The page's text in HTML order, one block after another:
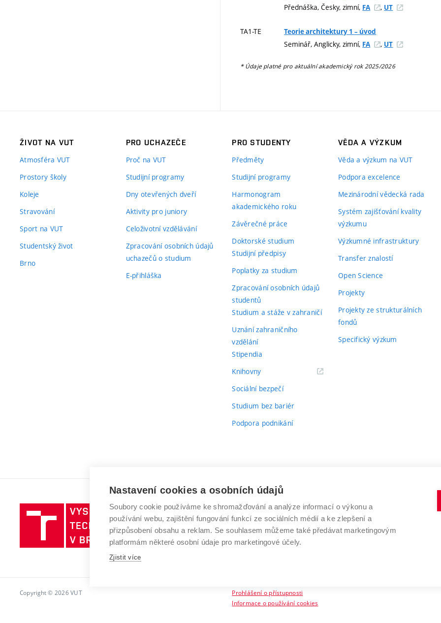
Přednáška, Česky, zimní, FA , UT
TA1-TE Teorie architektury 1 – úvod
Seminář, Anglicky, zimní, FA , UT
* Údaje platné pro aktuální akademický rok 2025/2026
ŽIVOT NA VUT
Atmosféra VUT
Prostory školy
Koleje
Stravování
Sport na VUT
Studentský život
Brno
PRO UCHAZEČE
Proč na VUT
Studijní programy
Dny otevřených dveří
Aktivity pro juniory
Celoživotní vzdělávání
Zpracování osobních údajů
uchazečů o studium
E-přihláška
PRO STUDENTY
Předměty
Studijní programy
Harmonogram
akademického roku
Závěrečné práce
Doktorské studium
Studijní předpisy
Poplatky za studium
Zpracování osobních údajů
studentů
Studium a stáže v zahraničí
Uznání zahraničního
vzdělání
Stipendia
Knihovny(externí
Sociální bezpečí
Studium bez bariér
Podpora podnikání
VĚDA A VÝZKUM
Věda a výzkum na VUT
Podpora excelence
Mezinárodní vědecká rada
Systém zajišťování kvality
výzkumu
Výzkumné infrastruktury
Transfer znalostí
Open Science
Projekty
Projekty ze strukturálních
fondů
Specifický výzkum
Vysoké
učení
technické
v
VYSOKÉ UČENÍ TECHNICKÉ V BRNĚ
Antonínská 548/1
602 00 Brno
www.vut.cz
Copyright © 2026 VUT
Prohlášení o přístupnosti
Informace o používání cookies
Nastavení cookies a osobních údajů
Soubory cookie používáme ke shromažďování a analýze informací o výkonu a
používání webu, zajištění fungování funkcí ze sociálních médií a ke zlepšení a
přizpůsobení obsahu a reklam. Se souhlasem můžeme také předávat marketingovým
platformám některé osobní údaje pro marketingové účely.
Zjistit více